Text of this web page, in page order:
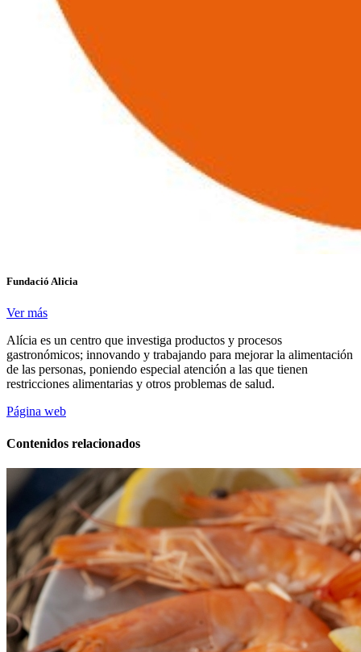
Fundació Alicia
Ver más
Alícia es un centro que investiga productos y procesos
gastronómicos; innovando y trabajando para mejorar la alimentación
de las personas, poniendo especial atención a las que tienen
restricciones alimentarias y otros problemas de salud.
Página web
Contenidos relacionados